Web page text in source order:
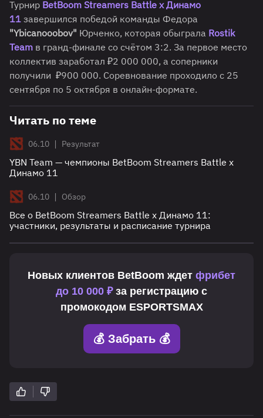
Турнир BetBoom Streamers Battle x Динамо
11 завершился победой команды Федора
"Ybicanooobov" Юрченко, которая обыграла Rostik
Team в гранд-финале со счётом 3:2. За первое место
коллектив заработал ₽2 000 000, а соперники
получили ₽900 000. Соревнование проходило с 25
сентября по 5 октября в онлайн-формате.
Читать по теме
06.10 | Результат
YBN Team — чемпионы BetBoom Streamers Battle x
Динамо 11
06.10 | Обзор
Все о BetBoom Streamers Battle х Динамо 11:
участники, результаты и расписание турнира
Новых клиентов BetBoom ждет фрибет
до 10 000 ₽за регистрацию с
промокодом ESPORTSMAX
💰 Забрать 💰